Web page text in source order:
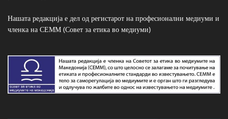
Нашата редакција е дел од регистарот на професионални медиуми и
членка на СЕММ (Совет за етика во медиуми)